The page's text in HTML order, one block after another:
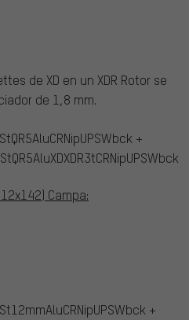
de XD en un XDR Rotor se
de 1,8 mm.
+
Campa:
+